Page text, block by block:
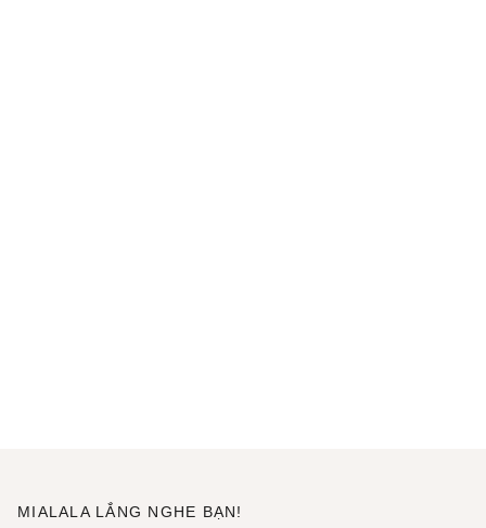
MIALALA LẮNG NGHE BẠN!